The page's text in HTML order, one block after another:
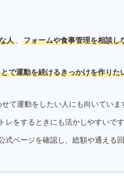
人 、
フォームや食事管理を相談し
で運動を続けるきっかけを作りた
て運動をしたい人にも向いていま
をするときにも活かしやすいです
ページを確認し、総額や通える